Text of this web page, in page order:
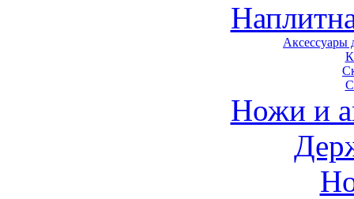
Аксессуары
Ножи и